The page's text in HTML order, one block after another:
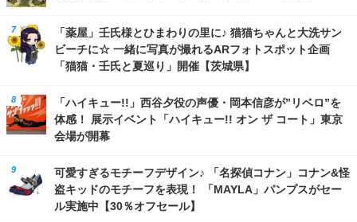
「薬屋」壬氏様とひまわりの里に♪ 猫猫ちゃんと大洗サン
ビーチに☆ 一緒に写真が撮れるARフォトスポット企画
「猫猫・壬氏と夏巡り」開催【茨城県】
「ハイキュー!!」西谷夕役の声優・岡本信彦が”リベロ”を
体感！ 展示イベント「ハイキュー!! オン ザ コート」東京
会場が開幕
可愛すぎるモチーフデザイン♪ 「名探偵コナン」コナン&怪
盗キッドのモチーフを表現！ 「MAYLA」パンプスがセー
ル実施中【30％オフセール】